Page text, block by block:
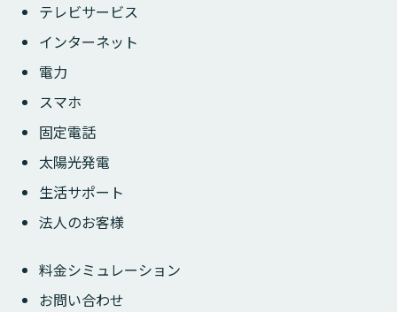
テレビサービス
インターネット
電力
スマホ
固定電話
太陽光発電
生活サポート
法人のお客様
料金シミュレーション
お問い合わせ